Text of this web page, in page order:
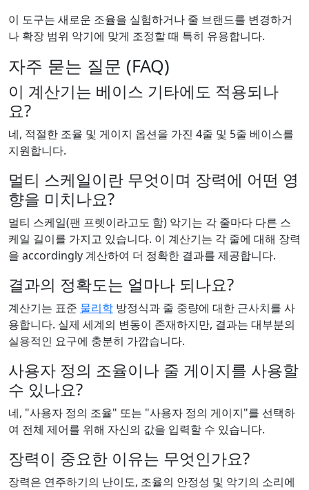
이 도구는 새로운 조율을 실험하거나 줄 브랜드를 변경하거
나 확장 범위 악기에 맞게 조정할 때 특히 유용합니다.
자주 묻는 질문 (FAQ)
이 계산기는 베이스 기타에도 적용되나
요?
네, 적절한 조율 및 게이지 옵션을 가진 4줄 및 5줄 베이스를
지원합니다.
멀티 스케일이란 무엇이며 장력에 어떤 영
향을 미치나요?
멀티 스케일(팬 프렛이라고도 함) 악기는 각 줄마다 다른 스
케일 길이를 가지고 있습니다. 이 계산기는 각 줄에 대해 장력
을 accordingly 계산하여 더 정확한 결과를 제공합니다.
결과의 정확도는 얼마나 되나요?
계산기는 표준 물리학 방정식과 줄 중량에 대한 근사치를 사
용합니다. 실제 세계의 변동이 존재하지만, 결과는 대부분의
실용적인 요구에 충분히 가깝습니다.
사용자 정의 조율이나 줄 게이지를 사용할
수 있나요?
네, "사용자 정의 조율" 또는 "사용자 정의 게이지"를 선택하
여 전체 제어를 위해 자신의 값을 입력할 수 있습니다.
장력이 중요한 이유는 무엇인가요?
장력은 연주하기의 난이도, 조율의 안정성 및 악기의 소리에